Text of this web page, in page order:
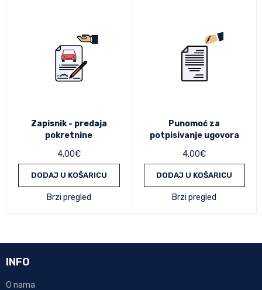
Zapisnik - predaja
pokretnine
4,00€
DODAJ U KOŠARICU
Brzi pregled
Punomoć za
potpisivanje ugovora
4,00€
DODAJ U KOŠARICU
Brzi pregled
INFO
O nama